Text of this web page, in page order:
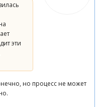
эти
но процесс не может